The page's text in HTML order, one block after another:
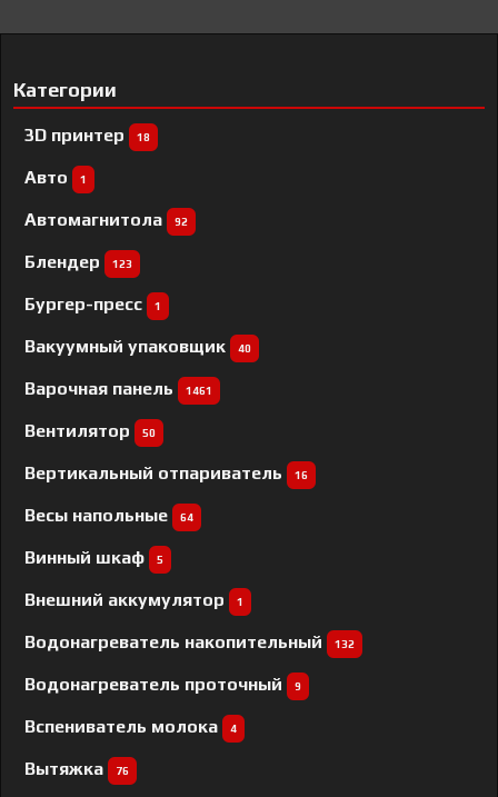
Категории
3D принтер 18
Авто 1
Автомагнитола 92
Блендер 123
Бургер-пресс 1
Вакуумный упаковщик 40
Варочная панель 1461
Вентилятор 50
Вертикальный отпариватель 16
Весы напольные 64
Винный шкаф 5
Внешний аккумулятор 1
Водонагреватель накопительный 132
Водонагреватель проточный 9
Вспениватель молока 4
Вытяжка 76